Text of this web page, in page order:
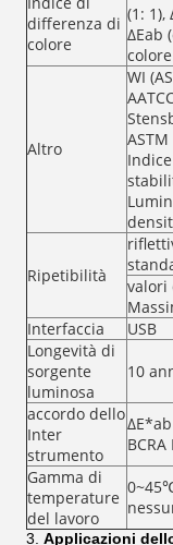
differenza di
colore
(1: 1),
ΔEab
colore
Altro
WI
Ripetibilità
valori
Interfaccia
USB
Longevità di
sorgente
luminosa
10
accordo dello
Inter
strumento
Gamma di
temperature
del lavoro
3. Applicazioni